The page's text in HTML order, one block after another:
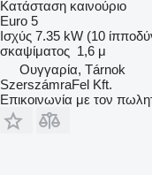
Κατάσταση καινούριο
Euro 5
Ισχύς 7.35 kW (10
σκαψίματος 1,6 μ
Ουγγαρία, Tárnok
SzerszámraFel Kft.
Επικοινωνία με τον